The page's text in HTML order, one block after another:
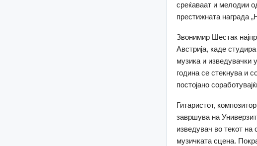
среќаваат и мелодии
престижната награда
Звонимир Шестак
Австрија, каде
музика и изведувачки
година се стекнува и
постојано
Гитаристот,
завршува на
изведувач во текот на
музичката сцена.